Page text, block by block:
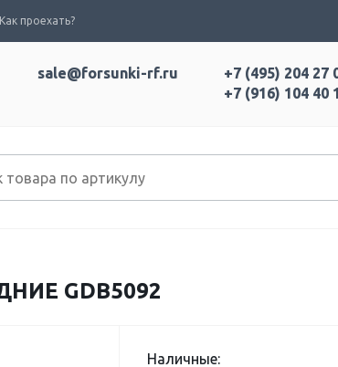
Как проехать?
+7 (495) 204 27
+7 (916) 104 40
sale@forsunki-rf.ru
GDB5092
Наличные: